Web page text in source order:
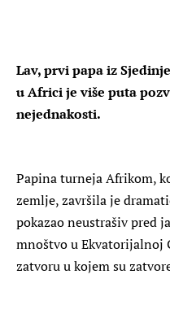
Lav, prvi papa iz
u Africi je više puta
nejednakosti.
Papina turneja Afrikom,
zemlje, završila je
pokazao neustrašiv pred
mnoštvo u Ekvatorijalnoj
zatvoru u kojem su